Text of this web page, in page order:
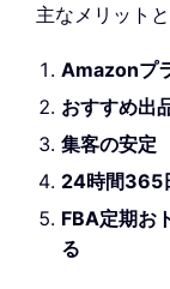
主なメリット
Amazonプ
おすすめ出
集客の安定
24時間365
FBA定期お
る